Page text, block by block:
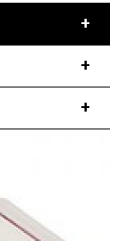
+
+
+